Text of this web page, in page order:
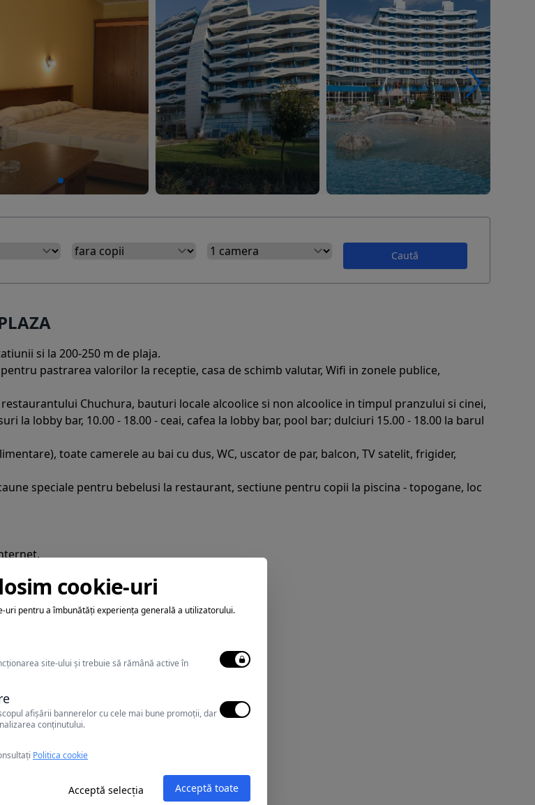
Caută
si la 200-250 m de plaja.
pastrarea valorilor la receptie, casa de schimb valutar, Wifi in zonele publice,
Chuchura, bauturi locale alcoolice si non alcoolice in timpul pranzului si cinei,
la lobby bar, 10.00 - 18.00 - ceai, cafea la lobby bar, pool bar; dulciuri 15.00 - 18.00 la barul
toate camerele au bai cu dus, WC, uscator de par, balcon, TV satelit, frigider,
speciale pentru bebelusi la restaurant, sectiune pentru copii la piscina - topogane, loc
copii / 3 adulti+ 1 copil.
cookie-uri
uri pentru a îmbunătăți experiența generală a utilizatorului.
site-ului și trebuie să rămână active în
afișării bannerelor cu cele mai bune promoții, dar
conținutului.
Politica cookie
Acceptă selecția Acceptă toate